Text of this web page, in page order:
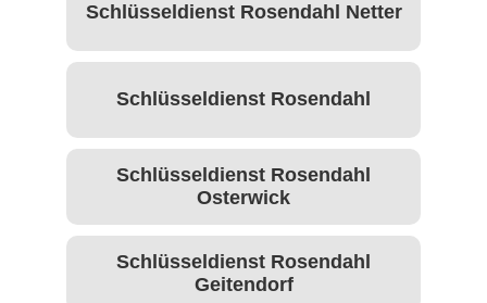
Schlüsseldienst Rosendahl Netter
Schlüsseldienst Rosendahl
Schlüsseldienst Rosendahl
Osterwick
Schlüsseldienst Rosendahl
Geitendorf